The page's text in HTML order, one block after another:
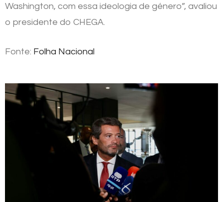
Washington, com essa ideologia de género”, avaliou
o presidente do CHEGA.
Fonte: Folha Nacional